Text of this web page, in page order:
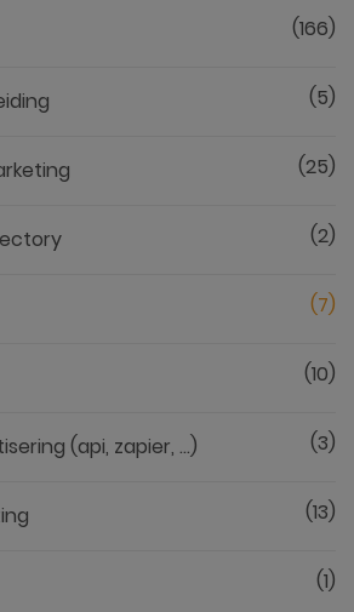
(166)
(5)
(25)
(2)
(7)
(10)
(api, zapier, ...) (3)
(13)
(1)